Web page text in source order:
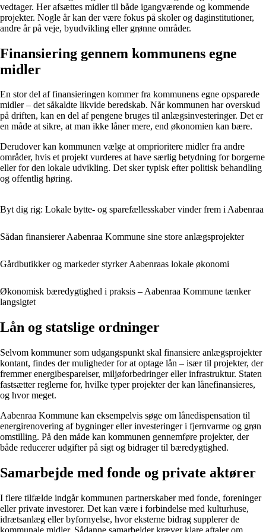
vedtager. Her afsættes midler til både igangværende og kommende
projekter. Nogle år kan der være fokus på skoler og daginstitutioner,
andre år på veje, byudvikling eller grønne områder.
Finansiering gennem kommunens egne
midler
En stor del af finansieringen kommer fra kommunens egne opsparede
midler – det såkaldte likvide beredskab. Når kommunen har overskud
på driften, kan en del af pengene bruges til anlægsinvesteringer. Det er
en måde at sikre, at man ikke låner mere, end økonomien kan bære.
Derudover kan kommunen vælge at omprioritere midler fra andre
områder, hvis et projekt vurderes at have særlig betydning for borgerne
eller for den lokale udvikling. Det sker typisk efter politisk behandling
og offentlig høring.
Byt dig rig: Lokale bytte- og sparefællesskaber vinder frem i Aabenraa
Sådan finansierer Aabenraa Kommune sine store anlægsprojekter
Gårdbutikker og markeder styrker Aabenraas lokale økonomi
Økonomisk bæredygtighed i praksis – Aabenraa Kommune tænker
langsigtet
Lån og statslige ordninger
Selvom kommuner som udgangspunkt skal finansiere anlægsprojekter
kontant, findes der muligheder for at optage lån – især til projekter, der
fremmer energibesparelser, miljøforbedringer eller infrastruktur. Staten
fastsætter reglerne for, hvilke typer projekter der kan lånefinansieres,
og hvor meget.
Aabenraa Kommune kan eksempelvis søge om lånedispensation til
energirenovering af bygninger eller investeringer i fjernvarme og grøn
omstilling. På den måde kan kommunen gennemføre projekter, der
både reducerer udgifter på sigt og bidrager til bæredygtighed.
Samarbejde med fonde og private aktører
I flere tilfælde indgår kommunen partnerskaber med fonde, foreninger
eller private investorer. Det kan være i forbindelse med kulturhuse,
idrætsanlæg eller byfornyelse, hvor eksterne bidrag supplerer de
kommunale midler. Sådanne samarbejder kræver klare aftaler om